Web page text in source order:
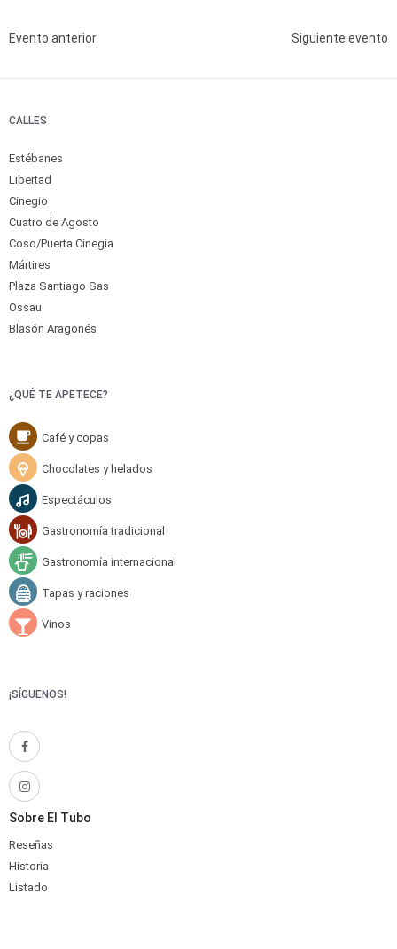
Evento anterior Siguiente evento
CALLES
Estébanes
Libertad
Cinegio
Cuatro de Agosto
Coso/Puerta Cinegia
Mártires
Plaza Santiago Sas
Ossau
Blasón Aragonés
¿QUÉ TE APETECE?
Café y copas
Chocolates y helados
Espectáculos
Gastronomía tradicional
Gastronomía internacional
Tapas y raciones
Vinos
¡SÍGUENOS!
Sobre El Tubo
Reseñas
Historia
Listado